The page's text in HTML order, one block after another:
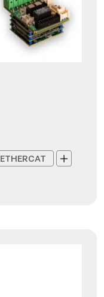
ETHERCAT